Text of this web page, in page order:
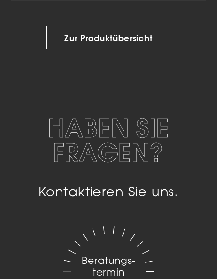
Zur Produktübersicht
HABEN SIE
FRAGEN?
Kontaktieren Sie uns.
Beratungs­
termin